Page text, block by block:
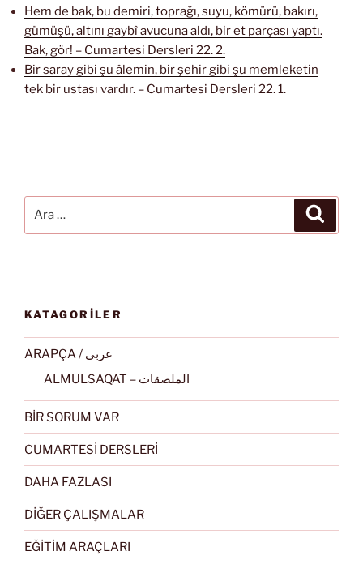
Hem de bak, bu demiri, toprağı, suyu, kömürü, bakırı,
gümüşü, altını gaybî avucuna aldı, bir et parçası yaptı.
Bak, gör! – Cumartesi Dersleri 22. 2.
Bir saray gibi şu âlemin, bir şehir gibi şu memleketin
tek bir ustası vardır. – Cumartesi Dersleri 22. 1.
KATAGORİLER
ARAPÇA / عربى
ALMULSAQAT – الملصقات
BİR SORUM VAR
CUMARTESİ DERSLERİ
DAHA FAZLASI
DİĞER ÇALIŞMALAR
EĞİTİM ARAÇLARI